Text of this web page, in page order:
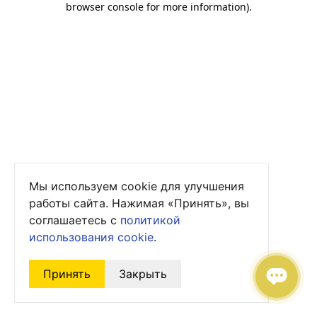
browser console for more information).
Мы используем cookie для улучшения
работы сайта. Нажимая «Принять», вы
соглашаетесь с политикой
использования cookie.
Принять Закрыть